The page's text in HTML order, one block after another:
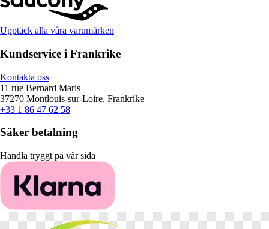
Upptäck alla våra varumärken
Kundservice i Frankrike
Kontakta oss
11 rue Bernard Maris
37270 Montlouis-sur-Loire, Frankrike
+33 1 86 47 62 58
Säker betalning
Handla tryggt på vår sida